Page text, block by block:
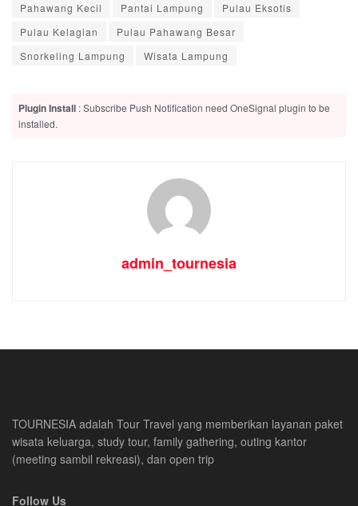
Pahawang Kecil
Pantai Lampung
Pulau Eksotis
Pulau Kelagian
Pulau Pahawang Besar
Snorkeling Lampung
Wisata Lampung
Plugin Install : Subscribe Push Notification need OneSignal plugin to be
installed.
admin_tournesia
TOURNESIA adalah Tour Travel yang memberikan layanan paket
wisata keluarga, study tour, family gathering, outing kantor
(meeting sambil rekreasi), dan open trip
Follow Us